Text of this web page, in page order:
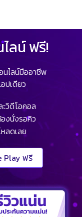
ลน์ ฟรี!
ไลน์มืออาชีพ
ปเดียว
วิดีโอคอล
งนั่งรอคิว
ลดเลย
Play ฟรี